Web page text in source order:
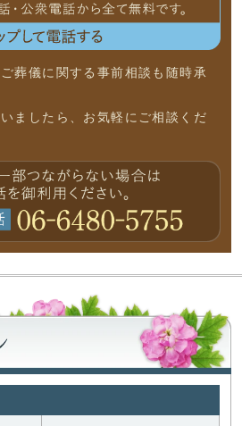
葬儀に関する事前相談も随時承
ましたら、お気軽にご相談くだ